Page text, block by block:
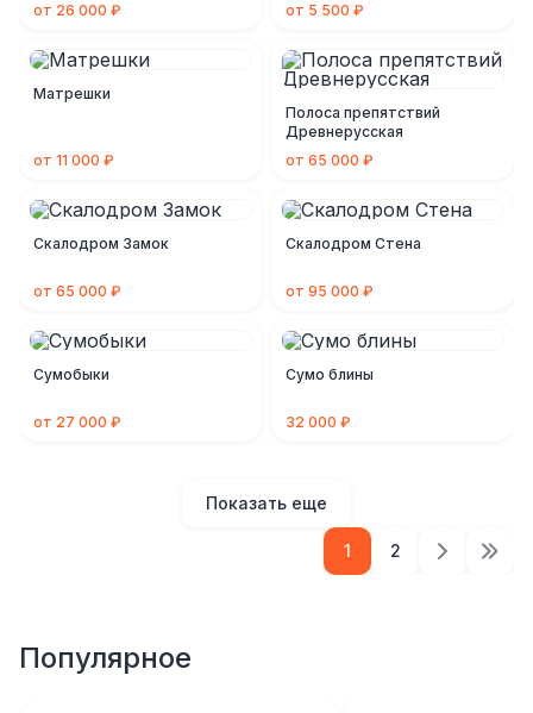
от 26 000 ₽ от 5 500 ₽
Матрешки
от 11 000 ₽
Полоса препятствий
Древнерусская
от 65 000 ₽
Скалодром Замок
от 65 000 ₽
Скалодром Стена
от 95 000 ₽
Сумобыки
от 27 000 ₽
Сумо блины
32 000 ₽
Показать еще
1 2
Популярное